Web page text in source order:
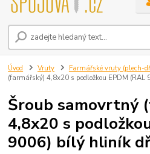
Úvod Vruty Farmářské vruty (plech-
(farmářský) 4,8x20 s podložkou EPDM (RAL
Šroub samovrtný
4,8x20 s
9006) bílý hliník